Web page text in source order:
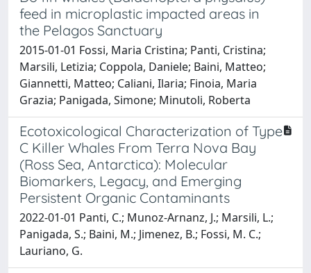
feed in microplastic impacted areas in
the Pelagos Sanctuary
2015-01-01 Fossi, Maria Cristina; Panti, Cristina;
Marsili, Letizia; Coppola, Daniele; Baini, Matteo;
Giannetti, Matteo; Caliani, Ilaria; Finoia, Maria
Grazia; Panigada, Simone; Minutoli, Roberta
Ecotoxicological Characterization of Type
C Killer Whales From Terra Nova Bay
(Ross Sea, Antarctica): Molecular
Biomarkers, Legacy, and Emerging
Persistent Organic Contaminants
2022-01-01 Panti, C.; Munoz-Arnanz, J.; Marsili, L.;
Panigada, S.; Baini, M.; Jimenez, B.; Fossi, M. C.;
Lauriano, G.